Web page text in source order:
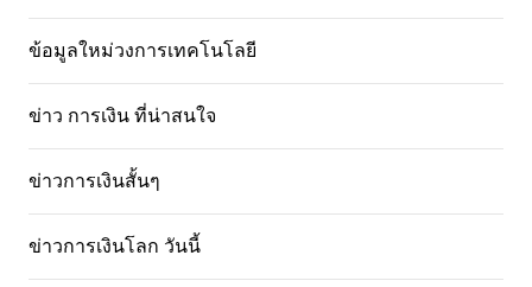
ข้อมูลใหม่วงการเทคโนโลยี
ข่าว การเงิน ที่น่าสนใจ
ข่าวการเงินสั้นๆ
ข่าวการเงินโลก วันนี้